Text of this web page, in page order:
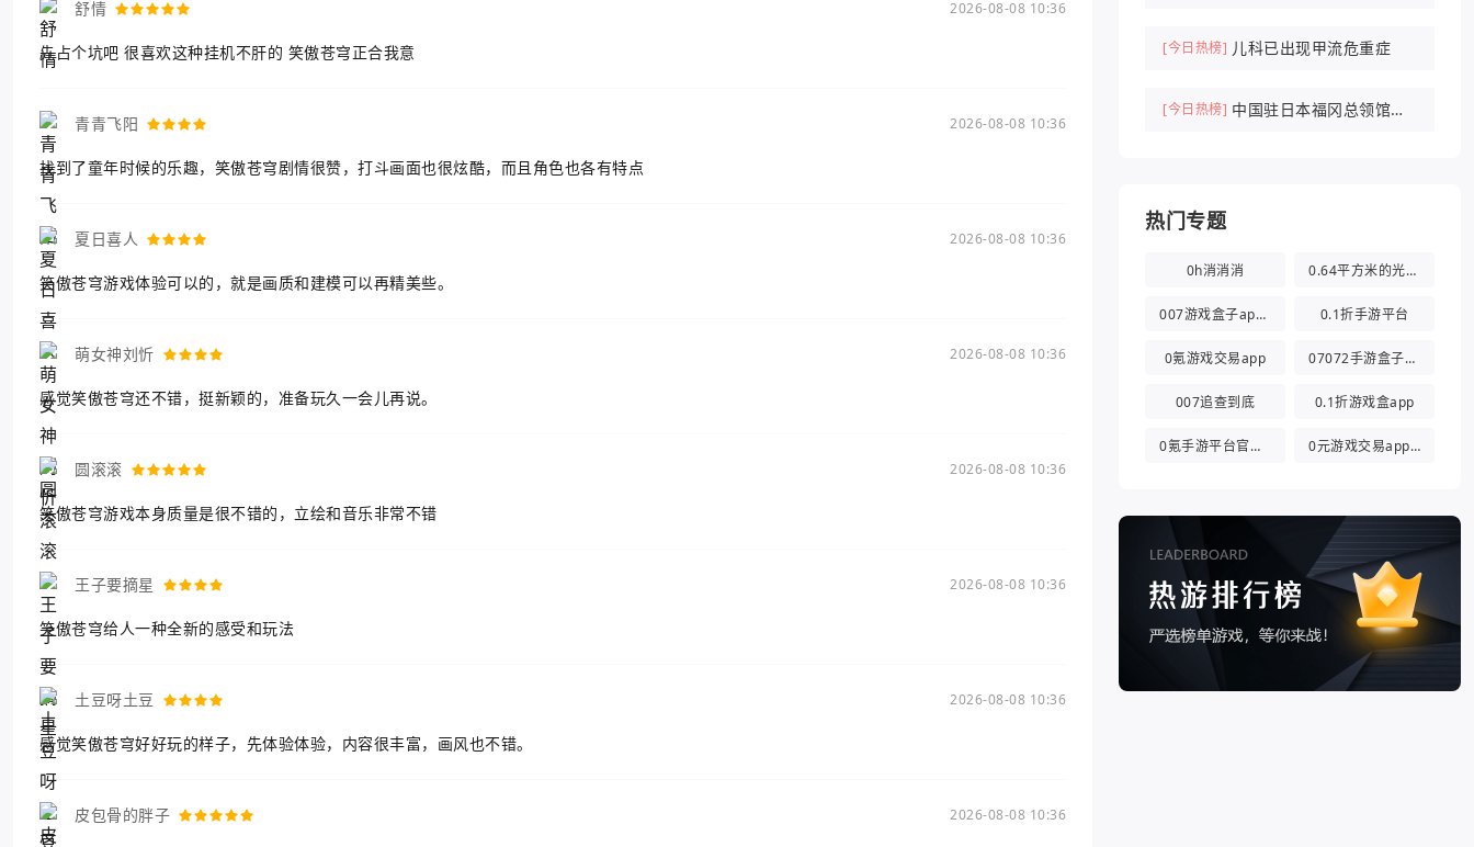
舒情 2026-08-08 10:36
先占个坑吧 很喜欢这种挂机不肝的 笑傲苍穹正合我意
青青飞阳 2026-08-08 10:36
找到了童年时候的乐趣，笑傲苍穹剧情很赞，打斗画面也很炫酷，而且角色也各有特点
夏日喜人 2026-08-08 10:36
笑傲苍穹游戏体验可以的，就是画质和建模可以再精美些。
萌女神刘忻 2026-08-08 10:36
感觉笑傲苍穹还不错，挺新颖的，准备玩久一会儿再说。
圆滚滚 2026-08-08 10:36
笑傲苍穹游戏本身质量是很不错的，立绘和音乐非常不错
王子要摘星 2026-08-08 10:36
笑傲苍穹给人一种全新的感受和玩法
土豆呀土豆 2026-08-08 10:36
感觉笑傲苍穹好好玩的样子，先体验体验，内容很丰富，画风也不错。
皮包骨的胖子 2026-08-08 10:36
[今日热榜] 儿科已出现甲流危重症
[今日热榜] 中国驻日本福冈总领馆紧
热门专题
0h消消消 0.64平方米的光都与你有关
007游戏盒子app官方版 0.1折手游平台
0氪游戏交易app 07072手游盒子app
007追查到底 0.1折游戏盒app
0氪手游平台官方版 0元游戏交易app(0氪游戏盒)